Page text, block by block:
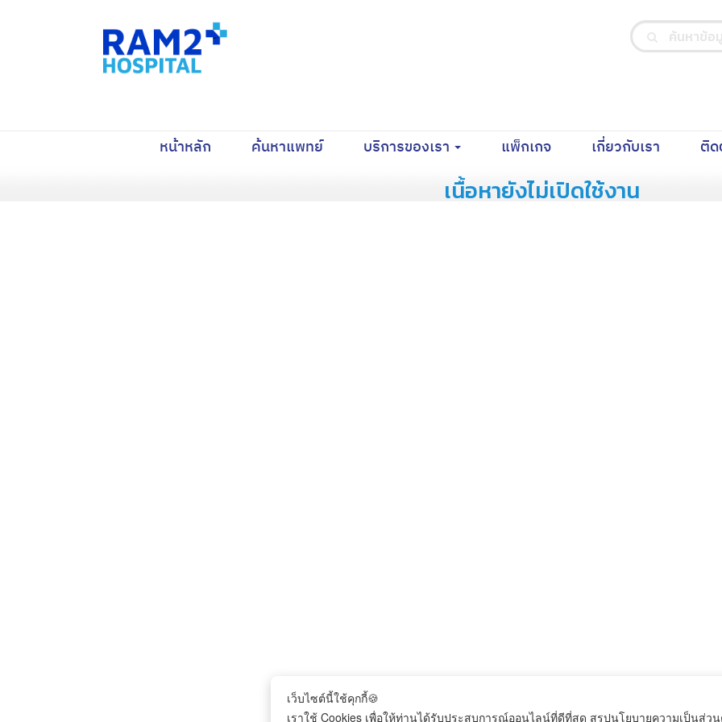
เว็บไซต์นี้ใช้คุกกี้🍪
เราใช้ Cookies เพื่อให้ท่านได้รับประสบการณ์ออนไลน์ที่ดีที่สุด สรุปนโยบายความเป็นส่ว
หน้าหลัก(current)ค้นหาแพทย์(current)บริการของเรา แพ็กเกจ(current)เกี่ยวกับเรา(current)
ติด
เนื้อหายังไม่เปิดใช้งาน